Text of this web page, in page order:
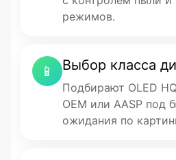
режимов.
📱 Выбор класса
Подбирают OLED
OEM или AASP под
ожидания по